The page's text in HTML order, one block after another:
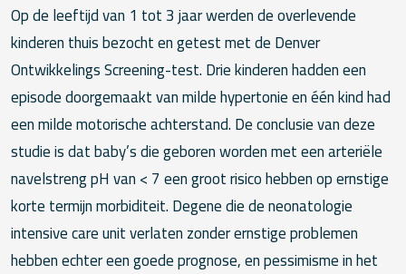
Op de leeftijd van 1 tot 3 jaar werden de overlevende
kinderen thuis bezocht en getest met de Denver
Ontwikkelings Screening-test. Drie kinderen hadden een
episode doorgemaakt van milde hypertonie en één kind had
een milde motorische achterstand. De conclusie van deze
studie is dat baby’s die geboren worden met een arteriële
navelstreng pH van < 7 een groot risico hebben op ernstige
korte termijn morbiditeit. Degene die de neonatologie
intensive care unit verlaten zonder ernstige problemen
hebben echter een goede prognose, en pessimisme in het